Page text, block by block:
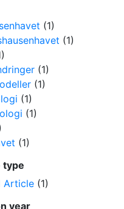
(1)
(1)
(1)
(1)
(1)
(1)
(1)
type
Article (1)
year